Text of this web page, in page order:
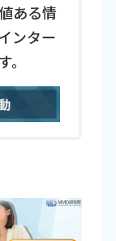
ある情
ンター